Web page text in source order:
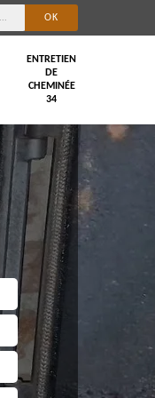
ENTRETIEN
DE
CHEMINÉE
34